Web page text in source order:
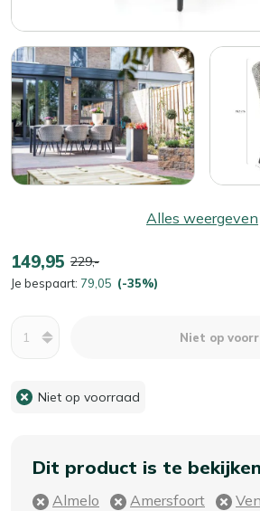
Alles weergeven
149,95 229,-
Je bespaart: 79,05 (-35%)
Niet op
Niet op voorraad
Dit product is te
Almelo Amersfoort